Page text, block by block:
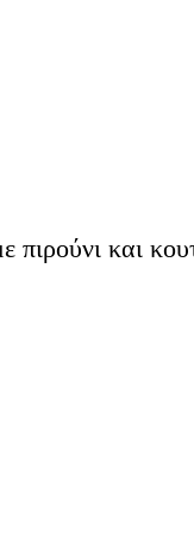
και